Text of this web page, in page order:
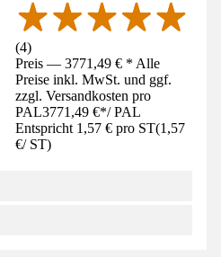
(4)
Preis — 3771,49 € * Alle
Preise inkl. MwSt. und ggf.
zzgl. Versandkosten pro
PAL3771,49 €*/ PAL
Entspricht 1,57 € pro ST(1,57
€/ ST)